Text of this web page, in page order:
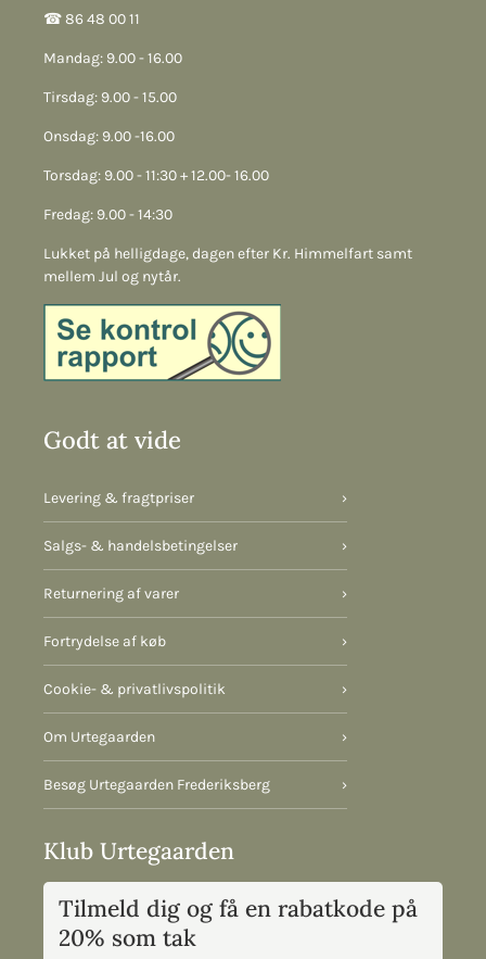
☎︎ 86 48 00 11
Mandag: 9.00 - 16.00
Tirsdag: 9.00 - 15.00
Onsdag: 9.00 -16.00
Torsdag: 9.00 - 11:30 + 12.00- 16.00
Fredag: 9.00 - 14:30
Lukket på helligdage, dagen efter Kr. Himmelfart samt
mellem Jul og nytår.
Godt at vide
Levering & fragtpriser ›
Salgs- & handelsbetingelser ›
Returnering af varer ›
Fortrydelse af køb ›
Cookie- & privatlivspolitik ›
Om Urtegaarden ›
Besøg Urtegaarden Frederiksberg ›
Klub Urtegaarden
Tilmeld dig og få en rabatkode på
20% som tak